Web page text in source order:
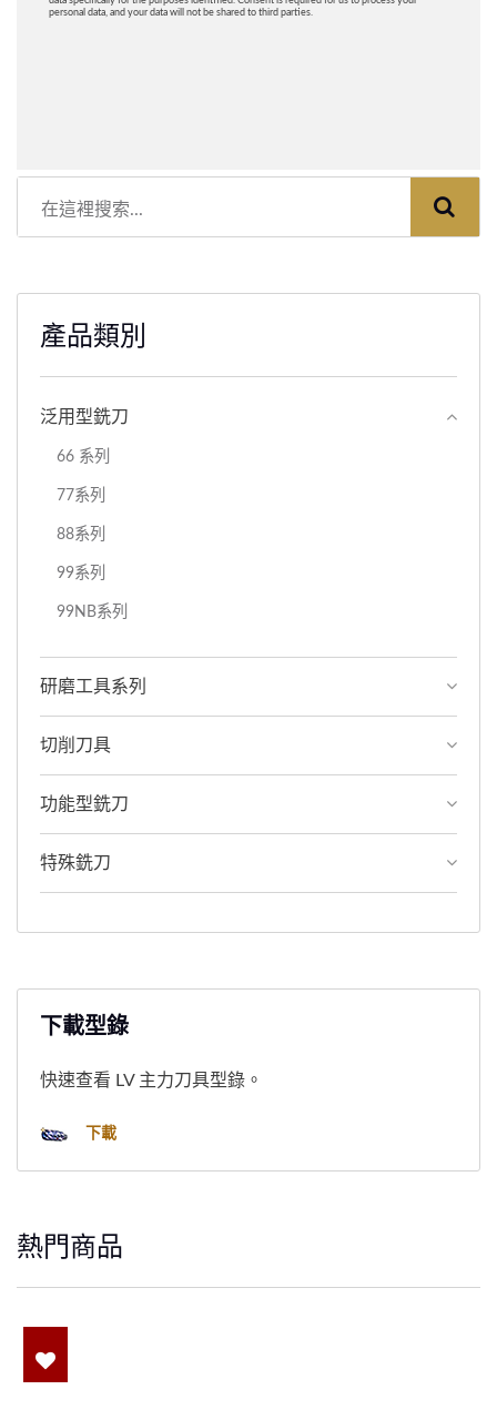
產品類別
泛用型銑刀
66 系列
77系列
88系列
99系列
99NB系列
研磨工具系列
切削刀具
功能型銑刀
特殊銑刀
下載型錄
快速查看 LV 主力刀具型錄。
下載
熱門商品